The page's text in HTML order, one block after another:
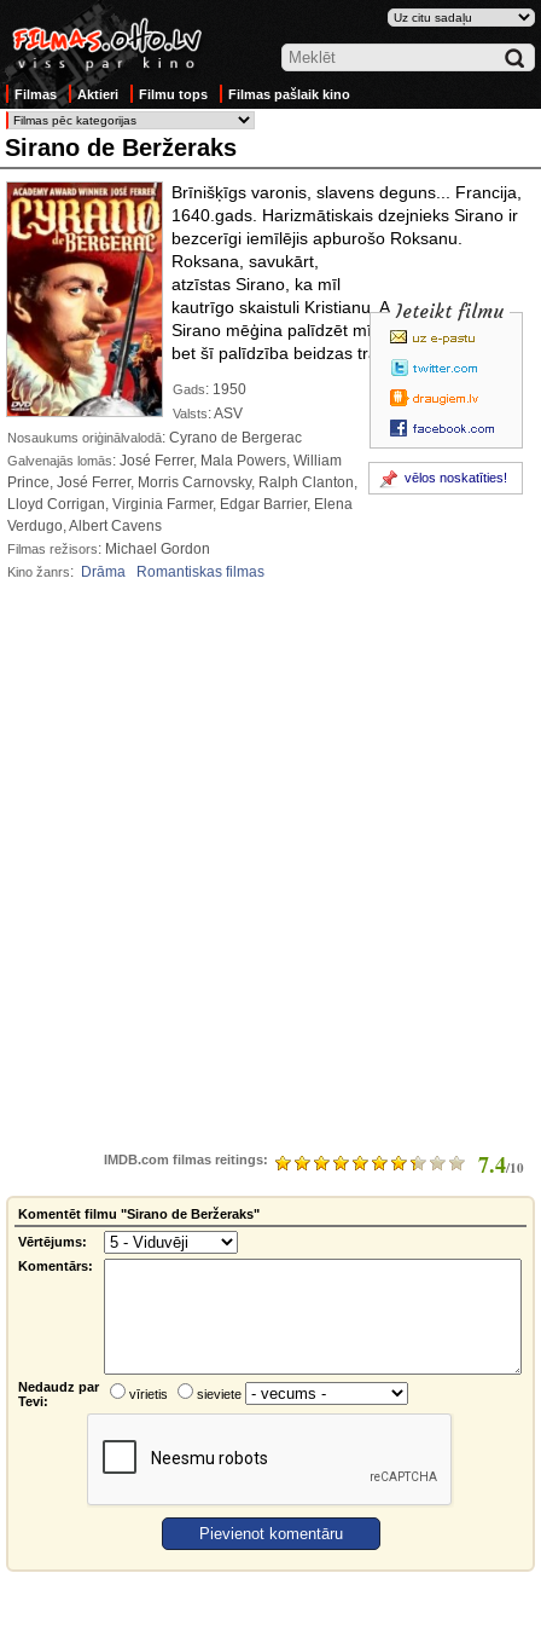
Filmas Aktieri Filmu tops Filmas pašlaik kino
Sirano de Beržeraks
Brīnišķīgs varonis, slavens deguns... Francija,
1640.gads. Harizmātiskais dzejnieks Sirano ir
bezcerīgi iemīlējis apburošo Roksanu.
Roksana,savukārt,
atzīstas Sirano, ka mīl
kautrīgo skaistuli Kristianu. Augstsirdīgais
Sirano mēģina palīdzēt mīļotajai Roksanai,
bet šī palīdzība beidzas traģiski.
Ieteikt filmu
vēlos noskatīties!
Gads: 1950
Valsts: ASV
Nosaukums oriģinālvalodā: Cyrano de Bergerac
Galvenajās lomās: José Ferrer, Mala Powers, William
Prince, José Ferrer, Morris Carnovsky, Ralph Clanton,
Lloyd Corrigan, Virginia Farmer, Edgar Barrier, Elena
Verdugo, Albert Cavens
Filmas režisors: Michael Gordon
Kino žanrs: Drāma Romantiskas filmas
IMDB.com filmas reitings: 7.4/10
Komentēt filmu "Sirano de Beržeraks"
Vērtējums:
Komentārs:
Nedaudz par
Tevi:
vīrietis sieviete